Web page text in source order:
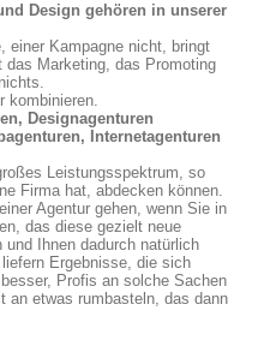
Design gehören in unserer
einer Kampagne nicht, bringt
Marketing, das Promoting
kombinieren.
Designagenturen
Internetagenturen
Leistungsspektrum, so
Firma hat, abdecken können.
Agentur gehen, wenn Sie in
das diese gezielt neue
und Ihnen dadurch natürlich
Ergebnisse, die sich
Profis an solche Sachen
an etwas rumbasteln, das dann